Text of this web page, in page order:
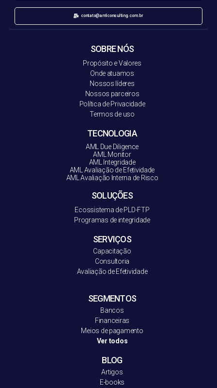
contato@amlconsulting.com.br
SOBRE NÓS
Propósito e Valores
Onde atuamos
Nossos líderes
Nossos parceiros
Política de Privacidade
Termos de uso
TECNOLOGIA
AML Due Diligence
AML Monitor
AML Integridade
AML Avaliação de Efetividade
AML Avaliação Interna de Risco
SOLUÇÕES
Ecossistema de PLD-FTP
Programas de integridade
SERVIÇOS
Capacitação
Consultoria
Avaliação de Efetividade
SEGMENTOS
Bancos
Financeiras
Meios de pagamento
Ver todos
BLOG
Artigos
E-books